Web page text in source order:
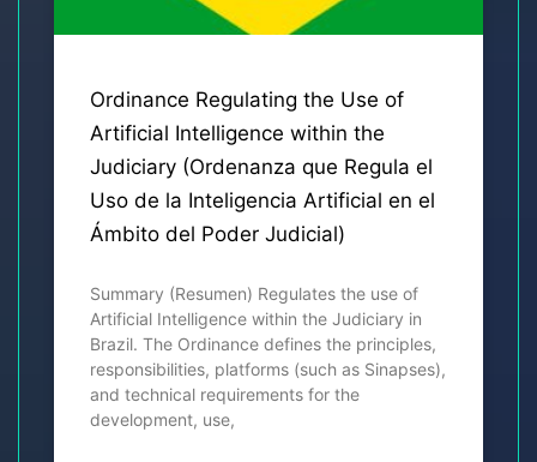
Ordinance Regulating the Use of
Artificial Intelligence within the
Judiciary (Ordenanza que Regula el
Uso de la Inteligencia Artificial en el
Ámbito del Poder Judicial)
Summary (Resumen) Regulates the use of
Artificial Intelligence within the Judiciary in
Brazil. The Ordinance defines the principles,
responsibilities, platforms (such as Sinapses),
and technical requirements for the
development, use,